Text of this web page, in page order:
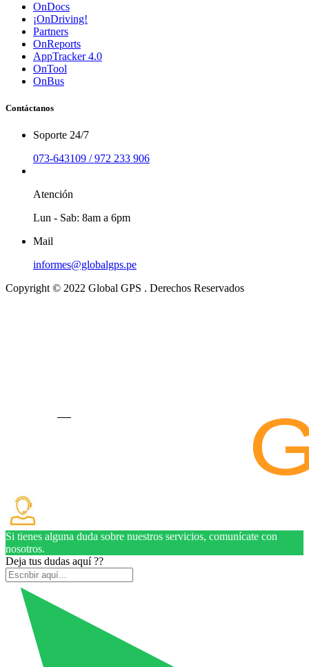
OnDocs
¡OnDriving!
Partners
OnReports
AppTracker 4.0
OnTool
OnBus
Contáctanos
Soporte 24/7
073-643109 / 972 233 906
Atención
Lun - Sab: 8am a 6pm
Mail
informes@globalgps.pe
Copyright © 2022 Global GPS . Derechos Reservados
Si tienes alguna duda sobre nuestros servicios, comunícate con
nosotros.
Deja tus dudas aquí ??